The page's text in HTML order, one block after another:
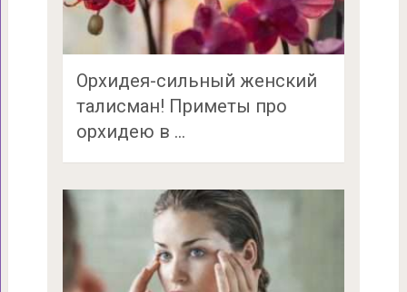
Орхидея-сильный женский
талисман! Приметы про
орхидею в …